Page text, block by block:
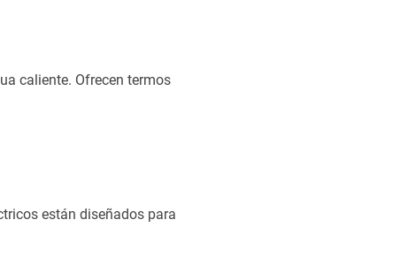
caliente. Ofrecen termos
están diseñados para